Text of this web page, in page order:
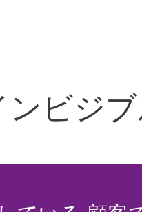
ンビジ